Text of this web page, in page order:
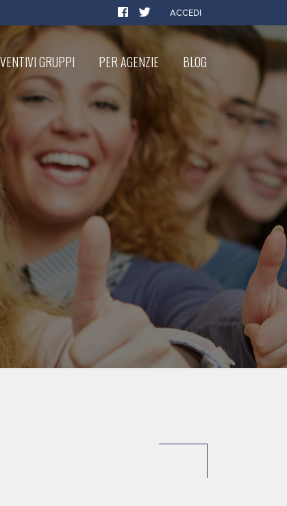
ACCEDI
GRUPPI PER AGENZIE BLOG